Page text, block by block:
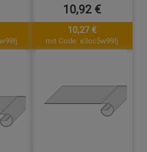
10,92 €
10,27 €
mit Code: e3oc5w99fj